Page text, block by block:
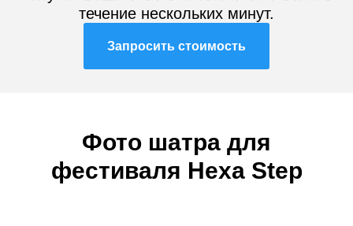
течение нескольких минут.
Запросить стоимость
Фото шатра для
фестиваля Hexa Step